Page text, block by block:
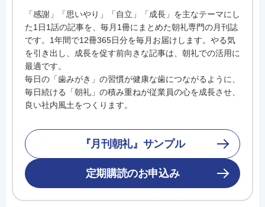
「感謝」「思いやり」「自立」「成長」を主なテーマにし
た1日1話の記事を、毎月1冊にまとめた朝礼専門の月刊誌
です。1年間で12冊365日分を毎月お届けします。やる気
を引き出し、成長を促す前向きな記事は、朝礼での活用に
最適です。
毎日の「歯みがき」の習慣が健康な歯につながるように、
毎日続ける「朝礼」の積み重ねが従業員の心を成長させ、
良い社内風土をつくります。
『月刊朝礼』サンプル
定期購読のお申込み